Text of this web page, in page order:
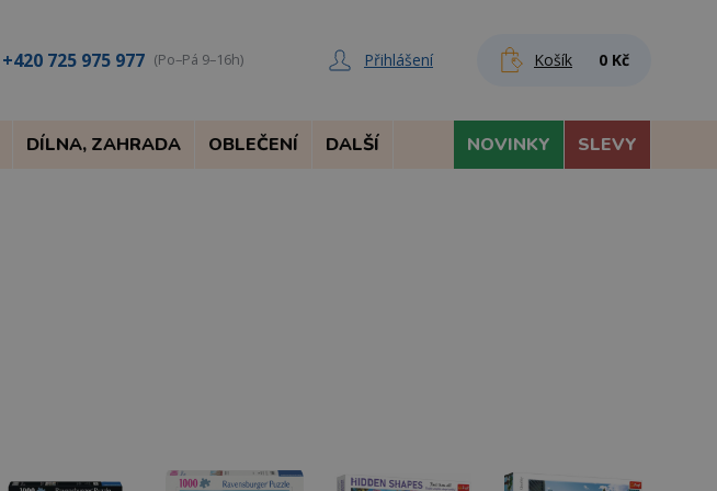
+420 725 975 977 (Po–Pá 9–16h) Přihlášení Košík 0 Kč
DÍLNA, ZAHRADA OBLEČENÍ DALŠÍ NOVINKY SLEVY